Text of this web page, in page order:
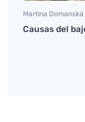
Martina Domanská
Causas del